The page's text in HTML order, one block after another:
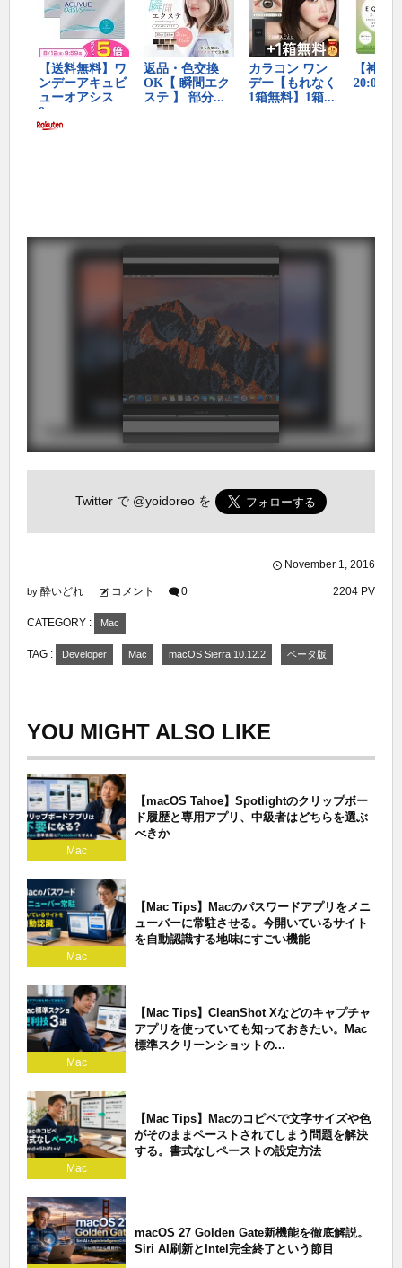
Twitter で @yoidoreo を
November 1, 2016
by 酔いどれ コメント 0 2204 PV
CATEGORY : Mac
TAG : Developer Mac macOS Sierra 10.12.2 ベータ版
YOU MIGHT ALSO LIKE
Mac
【macOS Tahoe】Spotlightのクリップボー
ド履歴と専用アプリ、中級者はどちらを選ぶ
べきか
Mac
【Mac Tips】Macのパスワードアプリをメニ
ューバーに常駐させる。今開いているサイト
を自動認識する地味にすごい機能
Mac
【Mac Tips】CleanShot Xなどのキャプチャ
アプリを使っていても知っておきたい。Mac
標準スクリーンショットの...
Mac
【Mac Tips】Macのコピペで文字サイズや色
がそのままペーストされてしまう問題を解決
する。書式なしペーストの設定方法
macOS 27 Golden Gate新機能を徹底解説。
Siri AI刷新とIntel完全終了という節目